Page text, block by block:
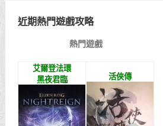
近期熱門遊戲攻略
熱門遊戲
艾爾登法環
黑夜君臨
活俠傳